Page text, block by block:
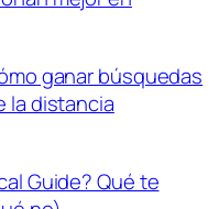
ganar búsquedas
la distancia
Guide? Qué te